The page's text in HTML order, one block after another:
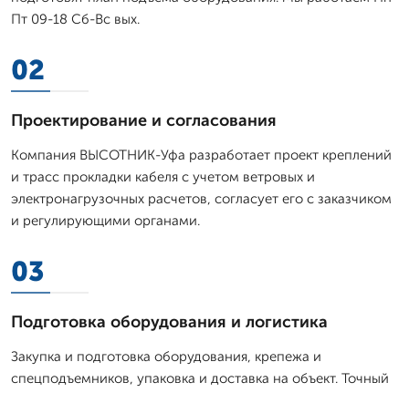
Пт 09-18 Сб-Вс вых.
02
Проектирование и согласования
Компания ВЫСОТНИК-Уфа разработает проект креплений
и трасс прокладки кабеля с учетом ветровых и
электронагрузочных расчетов, согласует его с заказчиком
и регулирующими органами.
03
Подготовка оборудования и логистика
Закупка и подготовка оборудования, крепежа и
спецподъемников, упаковка и доставка на объект. Точный